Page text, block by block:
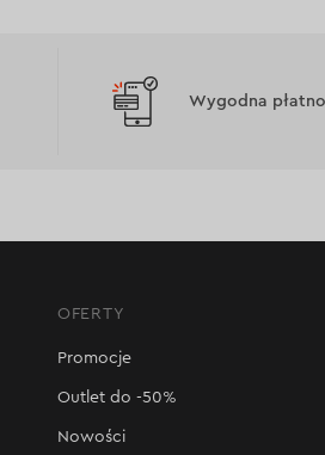
Wygodna
OFERTY
Promocje
Outlet do -50%
Nowości